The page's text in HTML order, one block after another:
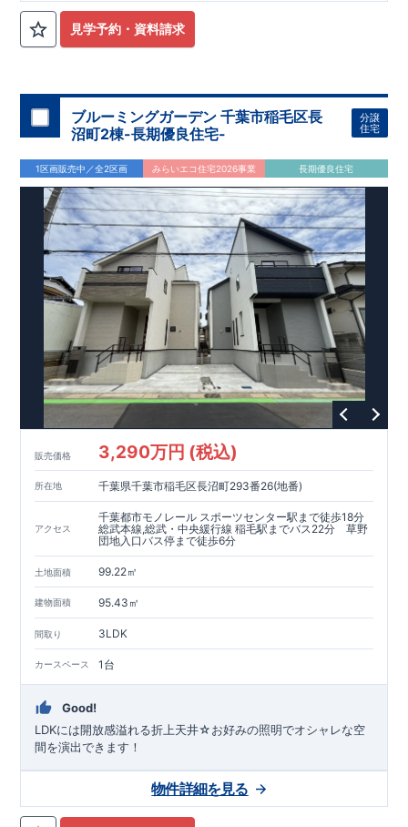
ュな洗面化粧台
◆周辺環境◆
【教育施設】◎ 四街道市立山梨小学校 約700m(徒歩約9分) ◎
四街道市立旭中学校 約1,200m(徒歩約15分)
住宅性能評価 W取得(設計・建設)
■第三者機関が設計・建物検査(全四回)を実施 ■税制優遇あり
4分野6項目で最高等級を取得!
□ 構造の安定 (耐風等級2・耐震等級3) □ 劣化の軽減 (劣化対
策等級3) □ 維持管理への配慮 (維持管理対策等級3) □ 空気環
境 (ホルムアルデヒド発散等級3)
快適に長く住める住宅
【長期優良住宅】
■国の定める7つの技術基準をクリア ■税制
優遇あり【東栄セーフティーダンパー標準装備】■制震ダンパ
ーで振れ幅を大幅に低減、繰り返す地震に強い『耐震+制震』
■メンテナンスフリー
現地案内予約受付中詳細やご見学など、お気軽にお問合せ下さ
い♪ 東栄住宅 千葉営業所 TEL:0120-57-1081
見学予約・資料請求
ブルーミングガーデン 千葉市稲毛区長
沼町2棟-長期優良住宅-
分譲
住宅
1区画販売中／全2区画 みらいエコ住宅2026事業 長期優良住宅
販売価格 3,290万円 (税込)
所在地 千葉県千葉市稲毛区長沼町293番26(地番)
アクセス
千葉都市モノレール スポーツセンター駅まで徒歩18分
総武本線,総武・中央緩行線 稲毛駅までバス22分 草野
団地入口バス停まで徒歩6分
土地面積 99.22㎡
建物面積 95.43㎡
間取り 3LDK
カースペース 1台
Good!
LDKには開放感溢れる折上天井☆お好みの照明でオシャレな空
間を演出できます！
物件詳細を見る